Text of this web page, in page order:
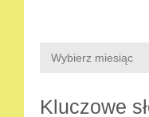
Kluczowe